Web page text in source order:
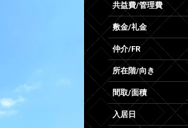
共益費/管理費
敷金/礼金
仲介/FR
所在階/向き
間取/面積
入居日